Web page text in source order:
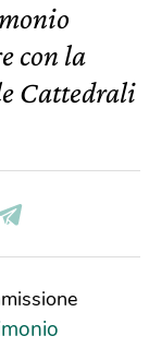
con la
Cattedrali